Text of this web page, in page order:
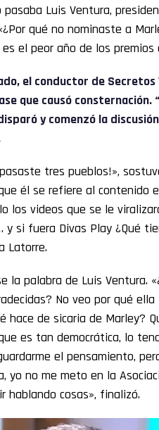
Luis Ventura,
qué no nominaste a
es el peor año de los
el conductor de
que causó consternación.
y comenzó la
tres pueblos!»,
él se refiere al contenido
los videos que se le
si fuera Divas Play ¿Qué
Latorre.
la palabra de Luis Ventura.
No veo por qué
hace de sicaria de Marley?
es tan democrática, lo
el pensamiento,
yo no me meto en la
hablando cosas», finalizó.